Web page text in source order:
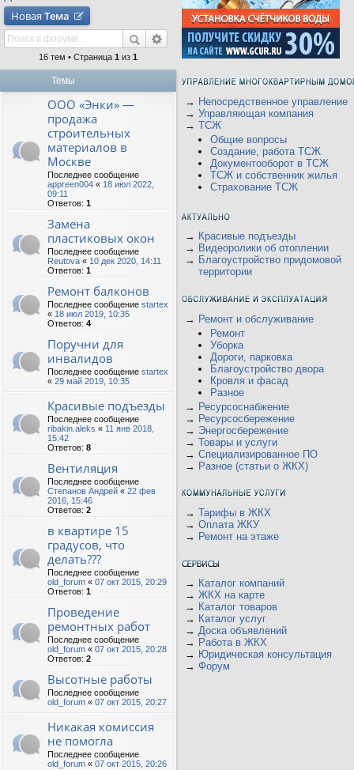
Новая Тема
16 тем • Страница 1 из 1
Темы
ООО «Энки» —
продажа
строительных
материалов в
Москве
Последнее сообщение
appreen004 « 18 июл 2022,
09:11
Ответов: 1
Замена
пластиковых окон
Последнее сообщение
Reutova « 10 дек 2020, 14:11
Ответов: 1
Ремонт балконов
Последнее сообщение startex
« 18 июл 2019, 10:35
Ответов: 4
Поручни для
инвалидов
Последнее сообщение startex
« 29 май 2019, 10:35
Красивые подъезды
Последнее сообщение
ribakin.aleks « 11 янв 2018,
15:42
Ответов: 8
Вентиляция
Последнее сообщение
Степанов Андрей « 22 фев
2016, 15:46
Ответов: 2
в квартире 15
градусов, что
делать???
Последнее сообщение
old_forum « 07 окт 2015, 20:29
Ответов: 1
Проведение
ремонтных работ
Последнее сообщение
old_forum « 07 окт 2015, 20:28
Ответов: 2
Высотные работы
Последнее сообщение
old_forum « 07 окт 2015, 20:27
Никакая комиссия
не помогла
Последнее сообщение
old_forum « 07 окт 2015, 20:26
→ Непосредственное управление
→ Управляющая компания
→ ТСЖ
Общие вопросы
Создание, работа ТСЖ
Документооборот в ТСЖ
ТСЖ и собственник жилья
Страхование ТСЖ
→ Красивые подъезды
→ Видеоролики об отоплении
→ Благоустройство придомовой
территории
→ Ремонт и обслуживание
Ремонт
Уборка
Дороги, парковка
Благоустройство двора
Кровля и фасад
Разное
→ Ресурсоснабжение
→ Ресурсосбережение
→ Энергосбережение
→ Товары и услуги
→ Специализированное ПО
→ Разное (статьи о ЖКХ)
→ Тарифы в ЖКХ
→ Оплата ЖКУ
→ Ремонт на этаже
→ Каталог компаний
→ ЖКХ на карте
→ Каталог товаров
→ Каталог услуг
→ Доска объявлений
→ Работа в ЖКХ
→ Юридическая консультация
→ Форум